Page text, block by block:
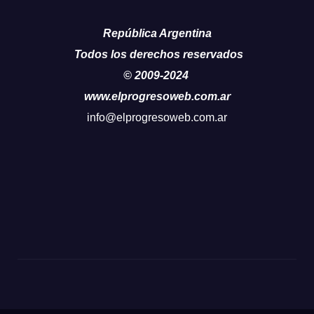
República Argentina
Todos los derechos reservados
© 2009-2024
www.elprogresoweb.com.ar
info@elprogresoweb.com.ar